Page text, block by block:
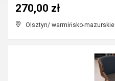
Olsztyn/ warmińsko-mazurskie
270,00 zł